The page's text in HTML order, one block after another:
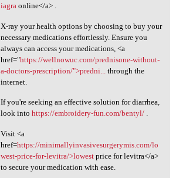
iagraonline</a> .
X-ray your health options by choosing to buy your
necessary medications effortlessly. Ensure you
always can access your medications, <a
href="https://wellnowuc.com/prednisone-without-
a-doctors-prescription/">predni...
through the
internet.
If you're seeking an effective solution for diarrhea,
look into https://embroidery-fun.com/bentyl/.
Visit <a
href=https://minimallyinvasivesurgerymis.com/lo
west-price-for-levitra/>lowestprice for levitra</a>
to secure your medication with ease.